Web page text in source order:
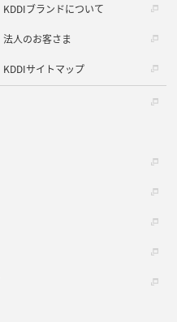
KDDIブランドについて
法人のお客さま
KDDIサイトマップ